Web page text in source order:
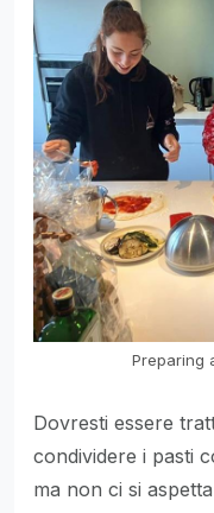
Preparing
Dovresti essere
condividere i pasti
ma non ci si